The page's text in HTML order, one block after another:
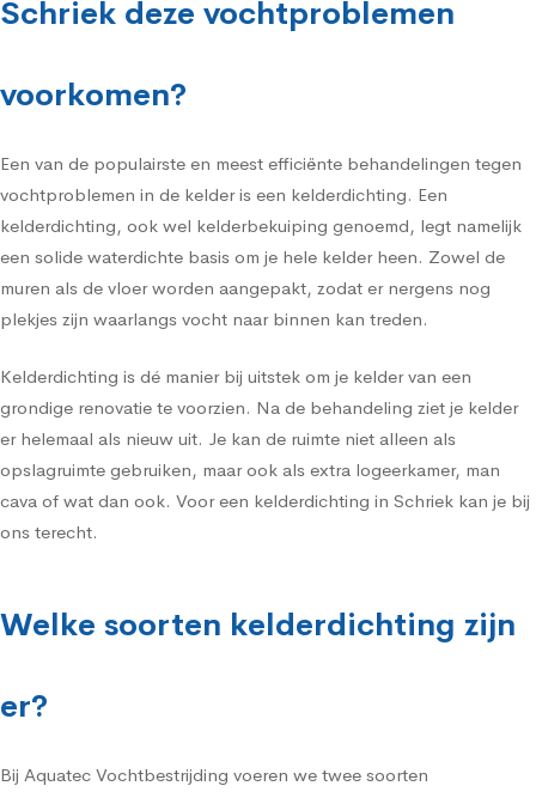
Schriek deze vochtproblemen
voorkomen?
Een van de populairste en meest efficiënte behandelingen tegen
vochtproblemen in de kelder is een kelderdichting. Een
kelderdichting, ook wel kelderbekuiping genoemd, legt namelijk
een solide waterdichte basis om je hele kelder heen. Zowel de
muren als de vloer worden aangepakt, zodat er nergens nog
plekjes zijn waarlangs vocht naar binnen kan treden.
Kelderdichting is dé manier bij uitstek om je kelder van een
grondige renovatie te voorzien. Na de behandeling ziet je kelder
er helemaal als nieuw uit. Je kan de ruimte niet alleen als
opslagruimte gebruiken, maar ook als extra logeerkamer, man
cava of wat dan ook. Voor een kelderdichting in Schriek kan je bij
ons terecht.
Welke soorten kelderdichting zijn
er?
Bij Aquatec Vochtbestrijding voeren we twee soorten